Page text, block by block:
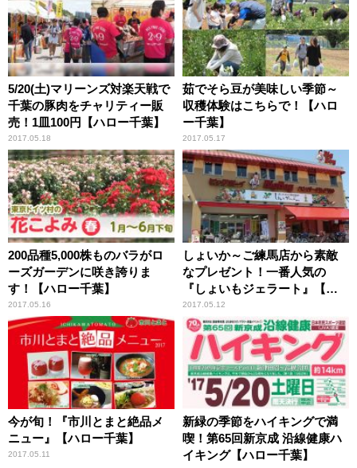
5/20(土)マリーンズ対楽天戦で
千葉の豚肉をチャリティー販
売！1皿100円【ハロー千葉】
2017.05.18
茹でそら豆が美味しい季節～
収穫体験はこちらで！【ハロ
ー千葉】
2017.05.17
200品種5,000株ものバラがロ
ーズガーデンに咲き誇りま
す！【ハロー千葉】
2017.05.16
しょいか～ご練馬店から素敵
なプレゼント！一番人気の
『しょいもジェラート』【ハ
ロー千葉】
2017.05.12
今が旬！『市川とまと絶品メ
ニュー』【ハロー千葉】
2017.05.11
新緑の季節をハイキングで満
喫！第65回新京成 沿線健康ハ
イキング【ハロー千葉】